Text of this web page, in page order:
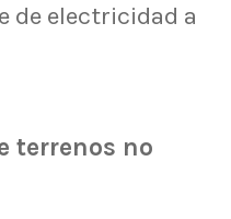
de electricidad a
terrenos no